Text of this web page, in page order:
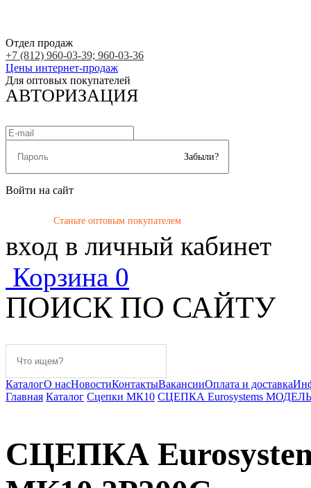
Отдел продаж
+7 (812) 960-03-39; 960-03-36
Цены интернет-продаж
Для оптовых покупателей
АВТОРИЗАЦИЯ
Забыли?
Войти на сайт
Станьте оптовым покупателем
вход в личный кабинет
Корзина 0
ПОИСК ПО САЙТУ
КаталогО насНовостиКонтактыВакансииОплата и доставка
Главная Каталог Сцепки МК10 СЦЕПКА Eurosystems
СЦЕПКА